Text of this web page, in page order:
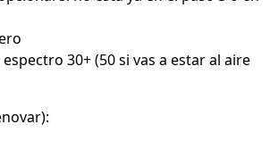
30+ (50 si vas a estar al aire